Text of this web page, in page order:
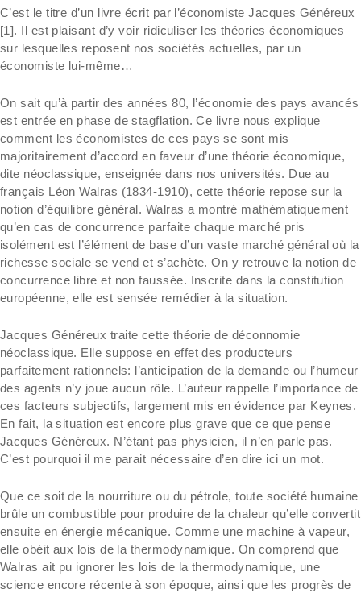
C’est le titre d’un livre écrit par l’économiste Jacques Généreux
[1]. Il est plaisant d’y voir ridiculiser les théories économiques
sur lesquelles reposent nos sociétés actuelles, par un
économiste lui-même…
On sait qu’à partir des années 80, l’économie des pays avancés
est entrée en phase de stagflation. Ce livre nous explique
comment les économistes de ces pays se sont mis
majoritairement d’accord en faveur d’une théorie économique,
dite néoclassique, enseignée dans nos universités. Due au
français Léon Walras (1834-1910), cette théorie repose sur la
notion d’équilibre général. Walras a montré mathématiquement
qu’en cas de concurrence parfaite chaque marché pris
isolément est l’élément de base d’un vaste marché général où la
richesse sociale se vend et s’achète. On y retrouve la notion de
concurrence libre et non faussée. Inscrite dans la constitution
européenne, elle est sensée remédier à la situation.
Jacques Généreux traite cette théorie de déconnomie
néoclassique. Elle suppose en effet des producteurs
parfaitement rationnels: l’anticipation de la demande ou l’humeur
des agents n’y joue aucun rôle. L’auteur rappelle l’importance de
ces facteurs subjectifs, largement mis en évidence par Keynes.
En fait, la situation est encore plus grave que ce que pense
Jacques Généreux. N’étant pas physicien, il n’en parle pas.
C’est pourquoi il me parait nécessaire d’en dire ici un mot.
Que ce soit de la nourriture ou du pétrole, toute société humaine
brûle un combustible pour produire de la chaleur qu’elle convertit
ensuite en énergie mécanique. Comme une machine à vapeur,
elle obéit aux lois de la thermodynamique. On comprend que
Walras ait pu ignorer les lois de la thermodynamique, une
science encore récente à son époque, ainsi que les progrès de